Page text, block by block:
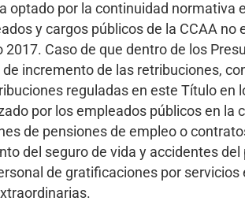
optado por la continuidad normativa
y cargos públicos de la CCAA
Caso de que dentro de los
incremento de las retribuciones,
reguladas en este Título en
por los empleados públicos en la
de pensiones de empleo o
del seguro de vida y accidentes
de gratificaciones por